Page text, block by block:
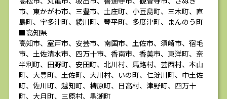
市、東かがわ市、三豊市、土庄町、小豆島町、三木町、直
島町、宇多津町、綾川町、琴平町、多度津町、まんのう町
■高知県
高知市、室戸市、安芸市、南国市、土佐市、須崎市、宿毛
市、土佐清水市、四万十市、香南市、香美市、東洋町、奈
半利町、田野町、安田町、北川村、馬路村、芸西村、本山
町、大豊町、土佐町、大川村、いの町、仁淀川町、中土佐
町、佐川町、越知町、梼原町、日高村、津野町、四万十
町、大月町、三原村、黒潮町